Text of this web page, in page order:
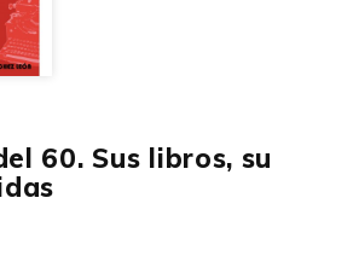
60. Sus libros, su